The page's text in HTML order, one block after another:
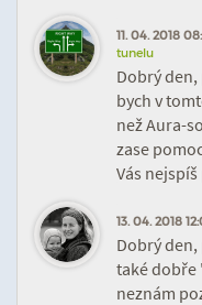
11. 04. 2018
tunelu
Dobrý
bych v
než Aura-
zase
Vás
13. 04. 2018
Dobrý
také
neznám